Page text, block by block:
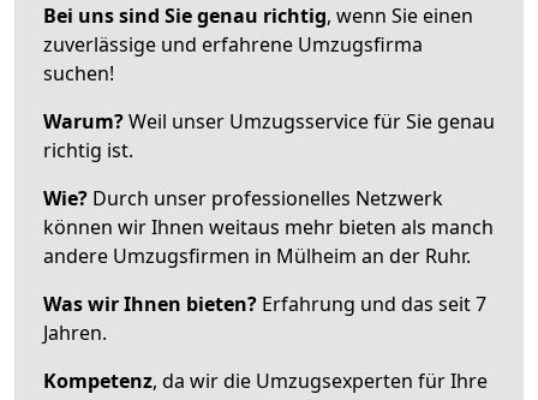
Bei uns sind Sie genau richtig, wenn Sie einen
zuverlässige und erfahrene Umzugsfirma
suchen!
Warum?Weil unser Umzugsservice für Sie genau
richtig ist.
Wie? Durch unser professionelles Netzwerk
können wir Ihnen weitaus mehr bieten als manch
andere Umzugsfirmen in Mülheim an der Ruhr.
Was wir Ihnen bieten? Erfahrung und das seit 7
Jahren.
Kompetenz, da wir die Umzugsexperten für Ihre